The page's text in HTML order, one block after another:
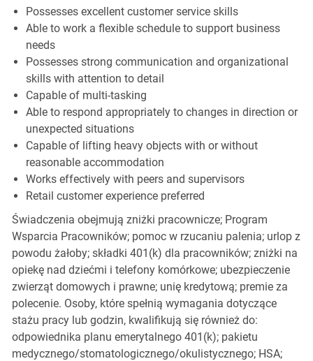
Possesses excellent customer service skills
Able to work a flexible schedule to support business
needs
Possesses strong communication and organizational
skills with attention to detail
Capable of multi-tasking
Able to respond appropriately to changes in direction or
unexpected situations
Capable of lifting heavy objects with or without
reasonable accommodation
Works effectively with peers and supervisors
Retail customer experience preferred
Świadczenia obejmują zniżki pracownicze; Program
Wsparcia Pracowników; pomoc w rzucaniu palenia; urlop z
powodu żałoby; składki 401(k) dla pracowników; zniżki na
opiekę nad dziećmi i telefony komórkowe; ubezpieczenie
zwierząt domowych i prawne; unię kredytową; premie za
polecenie. Osoby, które spełnią wymagania dotyczące
stażu pracy lub godzin, kwalifikują się również do:
odpowiednika planu emerytalnego 401(k); pakietu
medycznego/stomatologicznego/okulistycznego; HSA;